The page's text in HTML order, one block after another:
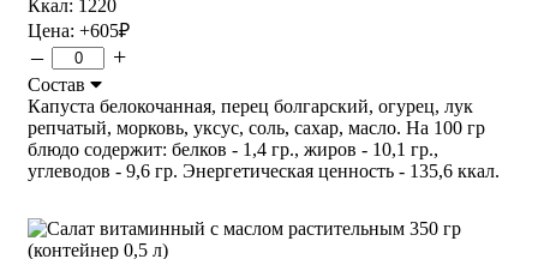
Ккал: 1220
Цена: +605₽
– +
Состав
Капуста белокочанная, перец болгарский, огурец, лук
репчатый, морковь, уксус, соль, сахар, масло. На 100 гр
блюдо содержит: белков - 1,4 гр., жиров - 10,1 гр.,
углеводов - 9,6 гр. Энергетическая ценность - 135,6 ккал.